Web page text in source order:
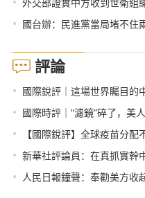
• 國台辦：民進黨當局堵不住
評論
• 國際銳評｜這場世界矚目的
• 國際時評｜“濾鏡”碎了，美
• 【國際銳評】全球疫苗分配
• 新華社評論員：在真抓實幹中
• 人民日報鐘聲：奉勸美方收